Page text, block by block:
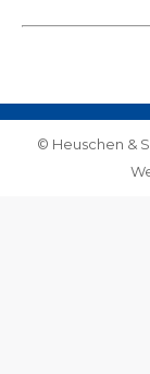
© Heuschen &